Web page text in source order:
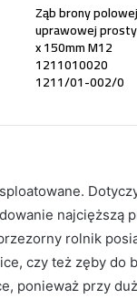
Ząb brony polowej
uprawowej
x 150mm M12
1211010020
1211/01-002/0
najcięższą
rolnik
czy też zęby do
ponieważ przy